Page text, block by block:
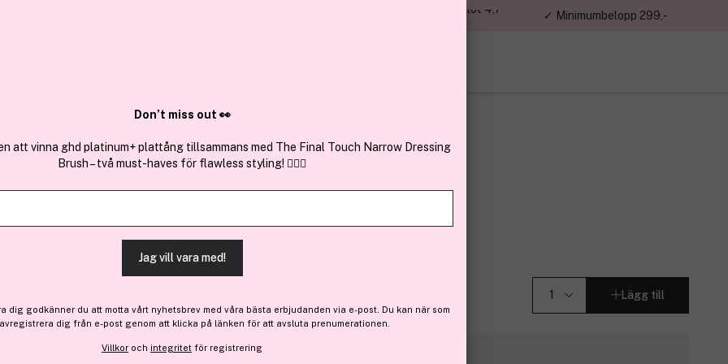
✓ Över 1,5 miljon kunder – Trustpilot 4,7
✓ Minimumbelopp 299,-
Brightening CC Foundation 8C 30ml
Bara 3 på lager
Lägg till
Finns online
Don’t miss out 👀
att vinna ghd platinum+ plattång tillsammans med The Final Touch Narrow Dressing
Brush – två must-haves för flawless styling! 💇‍♀️✨
Jag vill vara med!
dig godkänner du att motta vårt nyhetsbrev med våra bästa erbjudanden via e-post. Du kan när som
dig från e-post genom att klicka på länken för att avsluta prenumerationen.
Villkor och integritet för registrering